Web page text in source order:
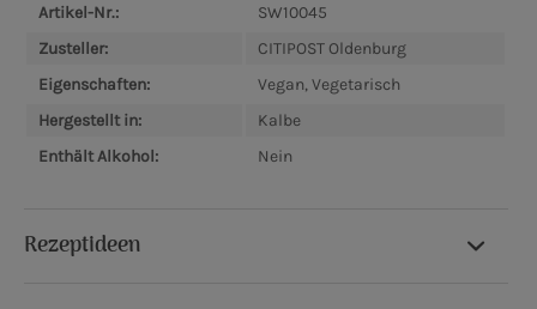
Artikel-Nr.:
SW10045
Zusteller:
CITIPOST Oldenburg
Eigenschaften:
Vegan, Vegetarisch
Hergestellt in:
Kalbe
Enthält Alkohol:
Nein
Rezeptideen